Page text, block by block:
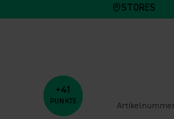
STORES
+41
PUNKTE